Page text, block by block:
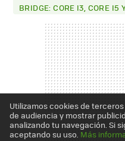
BRIDGE: CORE I3, CORE I5
Utilizamos cookies de
de audiencia y mostrar
analizando tu navegación. Si
aceptando su uso. Más